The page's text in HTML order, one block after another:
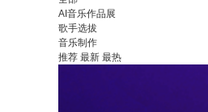
AI音乐作品展
歌手选拔
音乐制作
推荐 最新 最热